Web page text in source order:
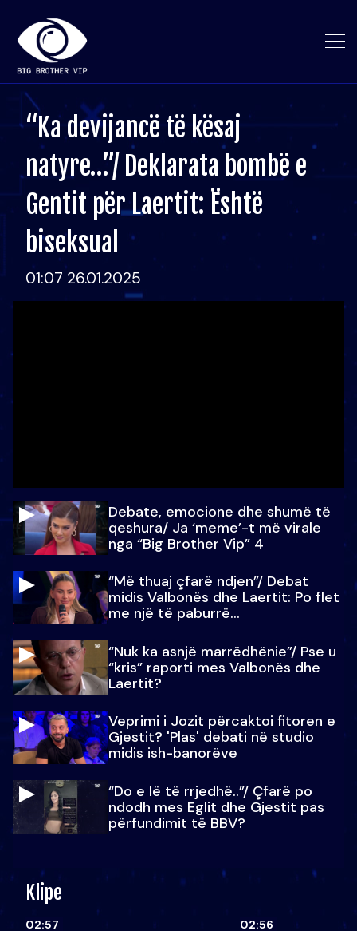
“Ka devijancë të kësaj
natyre…”/ Deklarata bombë e
Gentit për Laertit: Është
biseksual
01:07 26.01.2025
Debate, emocione dhe shumë të
qeshura/ Ja ‘meme’-t më virale
nga “Big Brother Vip” 4
“Më thuaj çfarë ndjen”/ Debat
midis Valbonës dhe Laertit: Po flet
me një të paburrë...
“Nuk ka asnjë marrëdhënie”/ Pse u
“kris” raporti mes Valbonës dhe
Laertit?
Veprimi i Jozit përcaktoi fitoren e
Gjestit? 'Plas' debati në studio
midis ish-banorëve
“Do e lë të rrjedhë..”/ Çfarë po
ndodh mes Eglit dhe Gjestit pas
përfundimit të BBV?
Klipe
02:57 02:56